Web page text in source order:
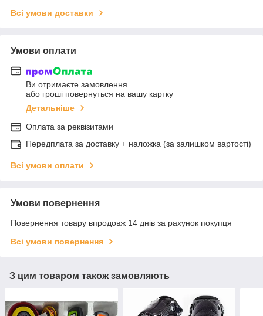
Всі умови доставки
Умови оплати
Ви отримаєте замовлення
або гроші повернуться на вашу картку
Детальніше
Оплата за реквізитами
Передплата за доставку + наложка (за залишком вартості)
Всі умови оплати
Умови повернення
Повернення товару впродовж 14 днів за рахунок покупця
Всі умови повернення
З цим товаром також замовляють